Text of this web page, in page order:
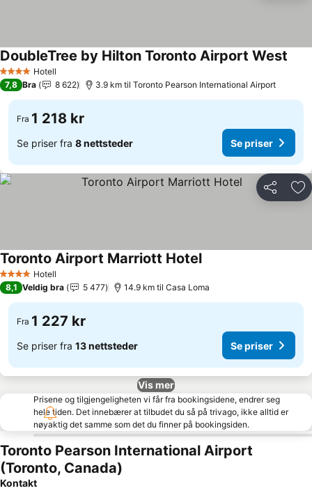
4 StjernerHotell
DoubleTree by Hilton Toronto Airport West
7,8 Bra 8 622 3.9 km til Toronto Pearson International Airport
Fra 1 218 kr
Se priser fra 8 nettsteder Se priser
Del
4 StjernerHotell
Toronto Airport Marriott Hotel
8,1 Veldig bra 5 477 14.9 km til Casa Loma
Fra 1 227 kr
Se priser fra 13 nettsteder Se priser
Vis mer
Prisene og tilgjengeligheten vi får fra bookingsidene, endrer seg
hele tiden. Det innebærer at tilbudet du så på trivago, ikke alltid er
nøyaktig det samme som det du finner på bookingsiden.
Toronto Pearson International Airport
(Toronto, Canada)
Kontakt